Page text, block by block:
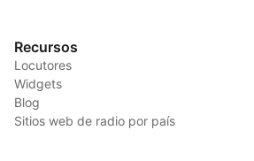
Recursos
Locutores
Widgets
Blog
Sitios web de radio por país